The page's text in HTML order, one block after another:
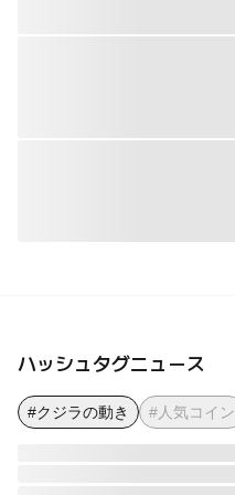
ハッシュタグニュース
#クジラの動き #人気コイン